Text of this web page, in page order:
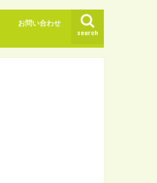
search
お問い合わせ